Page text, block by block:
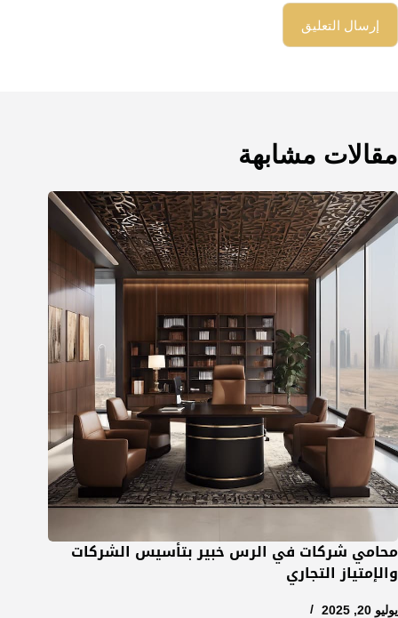
إرسال التعليق
مقالات مشابهة
محامي شركات في الرس خبير بتأسيس الشركات
والإمتياز التجاري
يوليو 20, 2025